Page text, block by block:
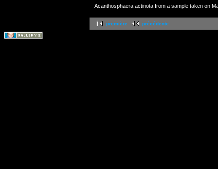
Acanthosphaera actinota from a sample taken on
première précédente